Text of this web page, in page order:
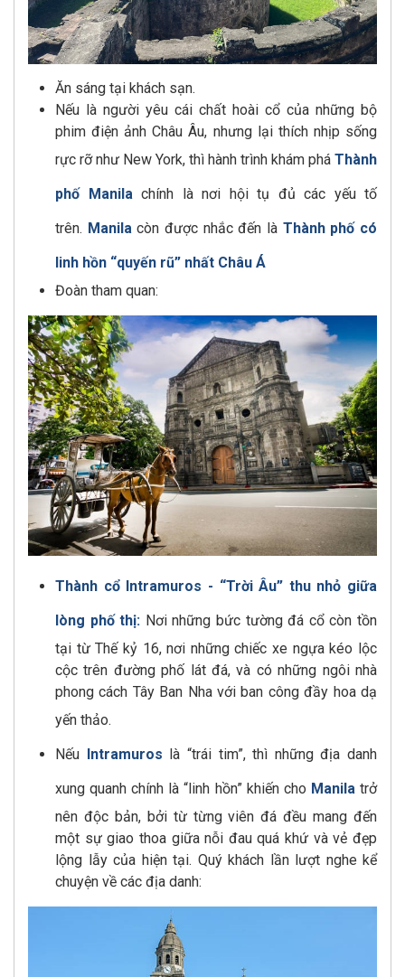
Ăn sáng tại khách sạn.
Nếu là người yêu cái chất hoài cổ của những bộ
phim điện ảnh Châu Âu, nhưng lại thích nhịp sống
rực rỡ như New York, thì hành trình khám phá Thành
phố Manilachính là nơi hội tụ đủ các yếu tố
trên. Manilacòn được nhắc đến là Thành phố có
linh hồn “quyến rũ” nhất Châu Á
Đoàn tham quan:
Thành cổ Intramuros - “Trời Âu” thu nhỏ giữa
lòng phố thị: Nơi những bức tường đá cổ còn tồn
tại từ Thế kỷ 16, nơi những chiếc xe ngựa kéo lộc
cộc trên đường phố lát đá, và có những ngôi nhà
phong cách Tây Ban Nha với ban công đầy hoa dạ
yến thảo.
Nếu
Intramuros là “trái tim”, thì những địa danh
xung quanh chính là “linh hồn” khiến cho Manilatrở
nên độc bản, bởi từ từng viên đá đều mang đến
một sự giao thoa giữa nỗi đau quá khứ và vẻ đẹp
lộng lẫy của hiện tại. Quý khách lần lượt nghe kể
chuyện về các địa danh: